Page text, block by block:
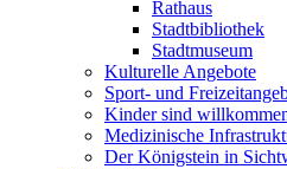
Rathaus
Stadtbibliothek
Stadtmuseum
Kulturelle Angebote
Sport- und
Kinder sind
Medizinische
Der Königstein in